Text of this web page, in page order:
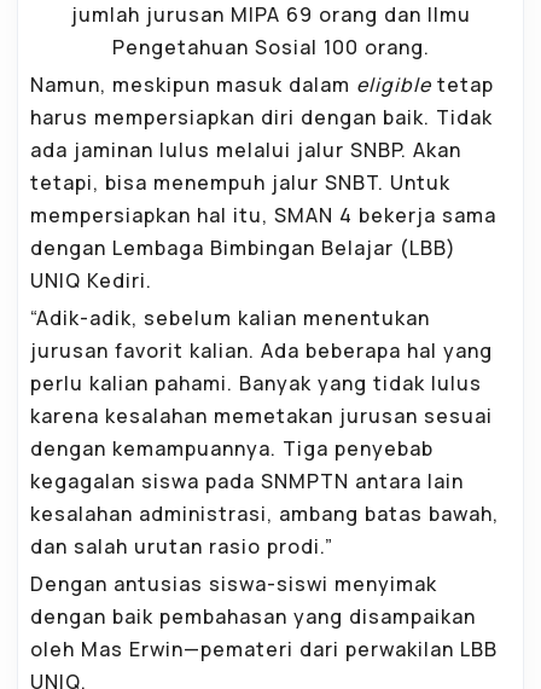
jumlah jurusan MIPA 69 orang dan Ilmu
Pengetahuan Sosial 100 orang.
Namun, meskipun masuk dalam eligible tetap
harus mempersiapkan diri dengan baik. Tidak
ada jaminan lulus melalui jalur SNBP. Akan
tetapi, bisa menempuh jalur SNBT. Untuk
mempersiapkan hal itu, SMAN 4 bekerja sama
dengan Lembaga Bimbingan Belajar (LBB)
UNIQ Kediri.
“Adik-adik, sebelum kalian menentukan
jurusan favorit kalian. Ada beberapa hal yang
perlu kalian pahami. Banyak yang tidak lulus
karena kesalahan memetakan jurusan sesuai
dengan kemampuannya. Tiga penyebab
kegagalan siswa pada SNMPTN antara lain
kesalahan administrasi, ambang batas bawah,
dan salah urutan rasio prodi.”
Dengan antusias siswa-siswi menyimak
dengan baik pembahasan yang disampaikan
oleh Mas Erwin—pemateri dari perwakilan LBB
UNIQ.